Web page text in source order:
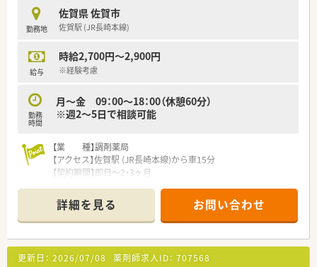
まずはお気軽にお問い合わせください。
勤務地
佐賀県 佐賀市
佐賀駅 (JR長崎本線)
給与
時給2,700円～2,900円
※経験考慮
勤務
時間
月～金 09：00～18：00（休憩60分）
※週2～5日で相談可能
【業 種】調剤薬局
【アクセス】佐賀駅 (JR長崎本線)から車15分
【契約期間】即日～2・3ヶ月
【勤務時間】月～金 09：00～18：00（休憩60分） ※週2～5日で
相談可
【応需科目】広域
【人員体制】薬剤師 常勤2名 事務3名
詳細を見る お問い合わせ
更新日： 2026/07/08 薬剤師求人ID： 707568